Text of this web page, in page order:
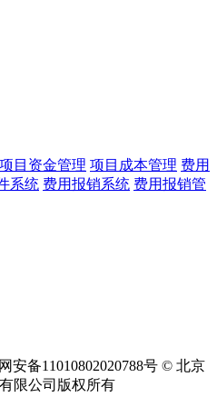
项目资金管理 项目成本管理 费用
系统 费用报销系统 费用报销管
安备11010802020788号 © 北京
限公司版权所有